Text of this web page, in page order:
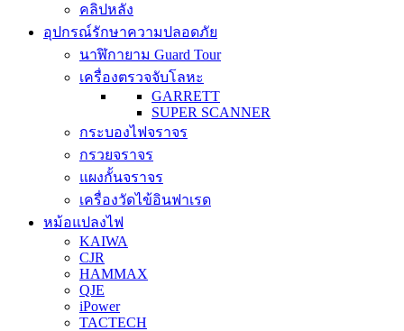
คลิปหลัง
อุปกรณ์รักษาความปลอดภัย
นาฬิกายาม Guard Tour
เครื่องตรวจจับโลหะ
GARRETT
SUPER SCANNER
กระบองไฟจราจร
กรวยจราจร
แผงกั้นจราจร
เครื่องวัดไข้อินฟาเรด
หม้อแปลงไฟ
KAIWA
CJR
HAMMAX
QJE
iPower
TACTECH